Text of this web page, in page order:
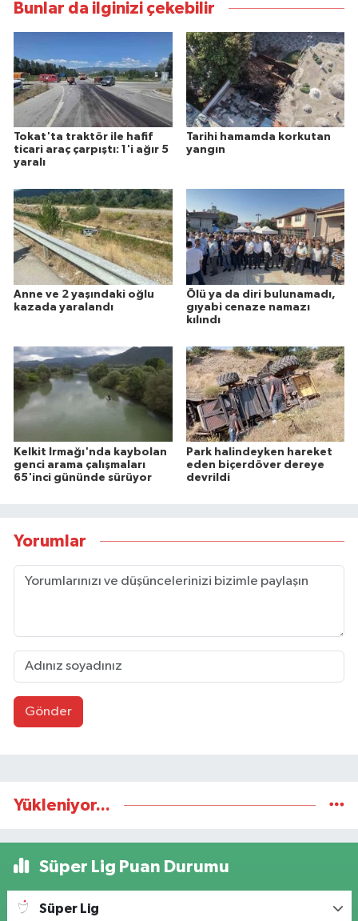
Bunlar da ilginizi çekebilir
Tokat'ta traktör ile hafif
ticari araç çarpıştı: 1'i ağır 5
yaralı
Tarihi hamamda korkutan
yangın
Anne ve 2 yaşındaki oğlu
kazada yaralandı
Ölü ya da diri bulunamadı,
gıyabi cenaze namazı
kılındı
Kelkit Irmağı'nda kaybolan
genci arama çalışmaları
65'inci gününde sürüyor
Park halindeyken hareket
eden biçerdöver dereye
devrildi
Yorumlar
Gönder
Yükleniyor...
Süper Lig Puan Durumu
Süper Lig